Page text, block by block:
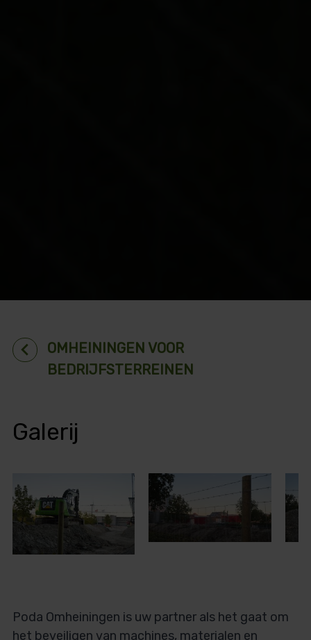
chevron_left
OMHEININGEN VOOR
BEDRIJFSTERREINEN
Galerij
Poda Omheiningen is uw partner als het gaat om
het beveiligen van machines, materialen en